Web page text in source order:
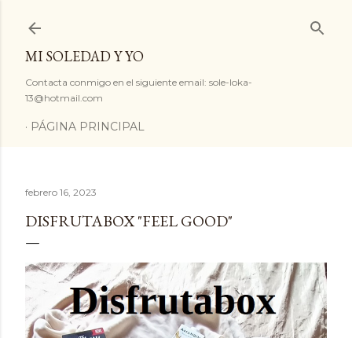
MI SOLEDAD Y YO
Contacta conmigo en el siguiente email: sole-loka-
13@hotmail.com
PÁGINA PRINCIPAL
febrero 16, 2023
DISFRUTABOX "FEEL GOOD"